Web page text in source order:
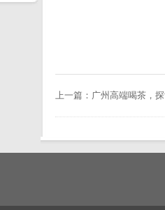
上一篇： 广州高端喝茶，